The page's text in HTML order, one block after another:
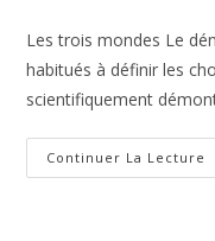
Les trois mondes Le
habitués à définir les
scientifiquement
Continuer La Lecture